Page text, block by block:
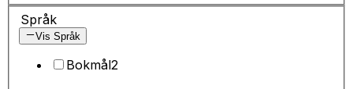
Språk
Vis Språk
Bokmål2